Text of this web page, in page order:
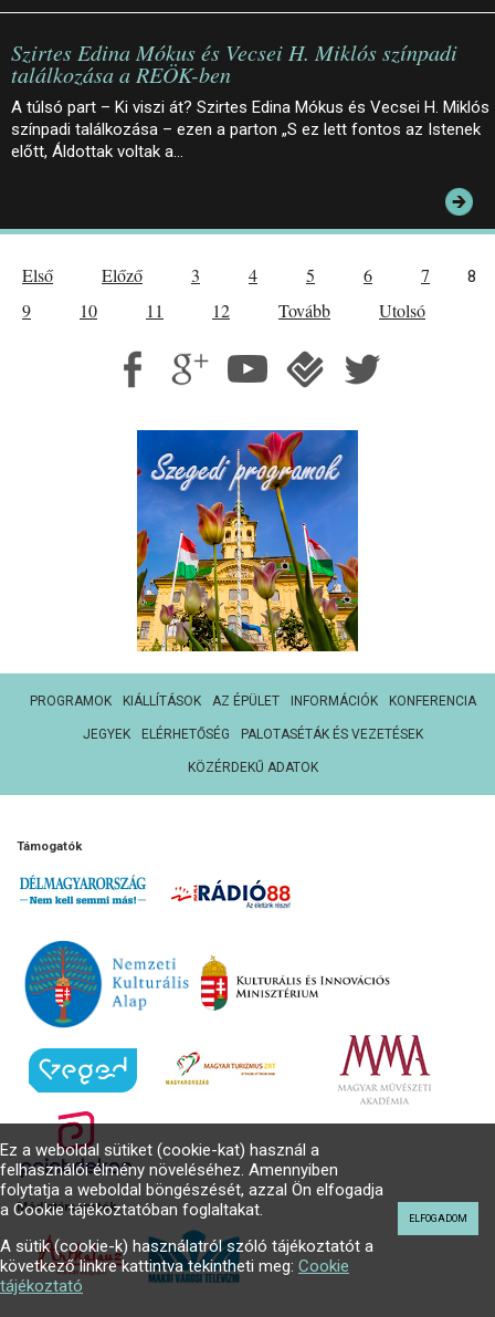
Szirtes Edina Mókus és Vecsei H. Miklós színpadi
találkozása a REÖK-ben
A túlsó part – Ki viszi át? Szirtes Edina Mókus és Vecsei H. Miklós
színpadi találkozása – ezen a parton „S ez lett fontos az Istenek
előtt, Áldottak voltak a…
Első Előző 3 4 5 6 7 8
9 10 11 12 Tovább Utolsó
PROGRAMOK KIÁLLÍTÁSOK AZ ÉPÜLET INFORMÁCIÓK KONFERENCIA
JEGYEK ELÉRHETŐSÉG PALOTASÉTÁK ÉS VEZETÉSEK
KÖZÉRDEKŰ ADATOK
Támogatók
Médiatámogatók
Ez a weboldal sütiket (cookie-kat) használ a
felhasználói élmény növeléséhez. Amennyiben
folytatja a weboldal böngészését, azzal Ön elfogadja
a Cookie tájékoztatóban foglaltakat.
A sütik (cookie-k) használatról szóló tájékoztatót a
következő linkre kattintva tekintheti meg: Cookie
tájékoztató
ELFOGADOM